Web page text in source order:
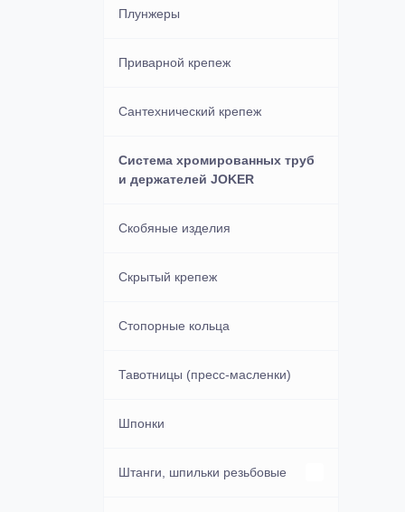
Плунжеры
Приварной крепеж
Сантехнический крепеж
Система хромированных труб
и держателей JOKER
Скобяные изделия
Скрытый крепеж
Стопорные кольца
Тавотницы (пресс-масленки)
Шпонки
Штанги, шпильки резьбовые